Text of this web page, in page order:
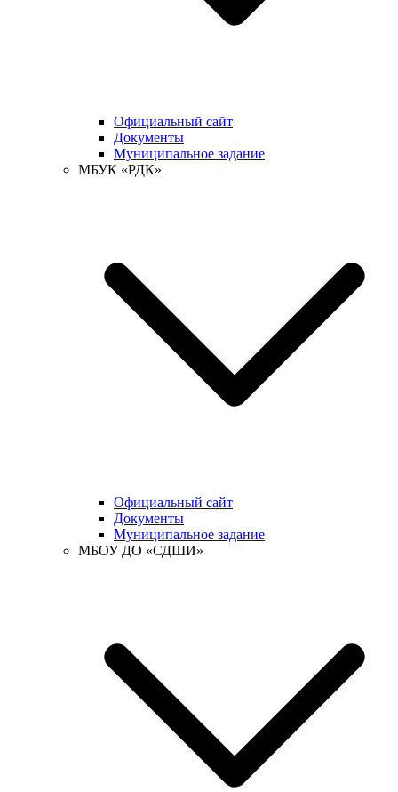
Официальный сайт
Документы
Муниципальное задание
МБУК «РДК»
Официальный сайт
Документы
Муниципальное задание
МБОУ ДО «СДШИ»